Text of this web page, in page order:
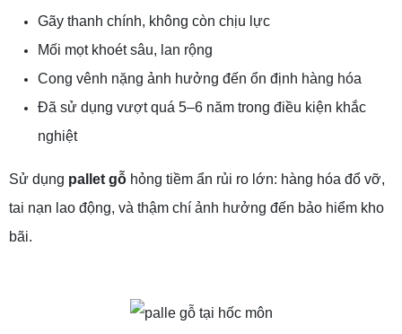
Gãy thanh chính, không còn chịu lực
Mối mọt khoét sâu, lan rộng
Cong vênh nặng ảnh hưởng đến ổn định hàng hóa
Đã sử dụng vượt quá 5–6 năm trong điều kiện khắc
nghiệt
Sử dụng pallet gỗ hỏng tiềm ẩn rủi ro lớn: hàng hóa đổ vỡ,
tai nạn lao động, và thậm chí ảnh hưởng đến bảo hiểm kho
bãi.